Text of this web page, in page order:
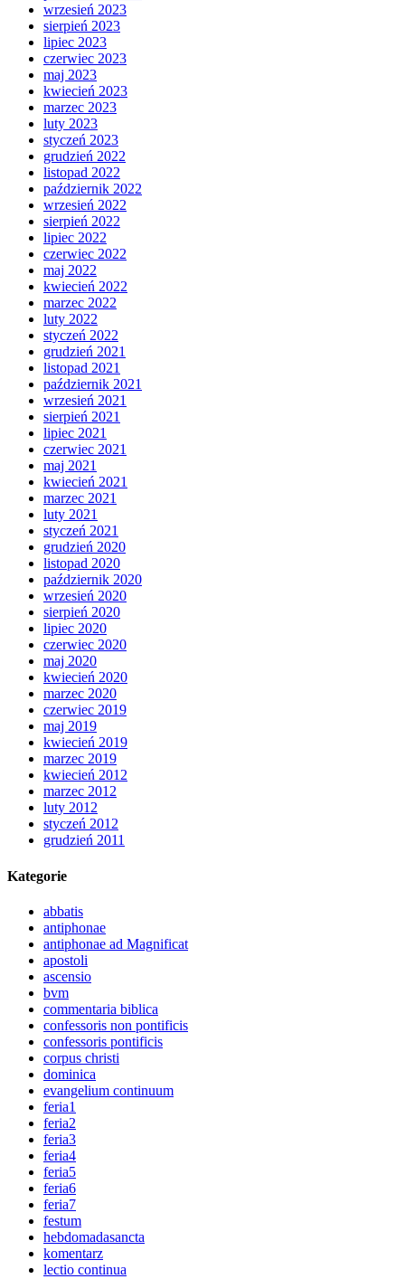
wrzesień 2023
sierpień 2023
lipiec 2023
czerwiec 2023
maj 2023
kwiecień 2023
marzec 2023
luty 2023
styczeń 2023
grudzień 2022
listopad 2022
październik 2022
wrzesień 2022
sierpień 2022
lipiec 2022
czerwiec 2022
maj 2022
kwiecień 2022
marzec 2022
luty 2022
styczeń 2022
grudzień 2021
listopad 2021
październik 2021
wrzesień 2021
sierpień 2021
lipiec 2021
czerwiec 2021
maj 2021
kwiecień 2021
marzec 2021
luty 2021
styczeń 2021
grudzień 2020
listopad 2020
październik 2020
wrzesień 2020
sierpień 2020
lipiec 2020
czerwiec 2020
maj 2020
kwiecień 2020
marzec 2020
czerwiec 2019
maj 2019
kwiecień 2019
marzec 2019
kwiecień 2012
marzec 2012
luty 2012
styczeń 2012
grudzień 2011
Kategorie
abbatis
antiphonae
antiphonae ad Magnificat
apostoli
ascensio
bvm
commentaria biblica
confessoris non pontificis
confessoris pontificis
corpus christi
dominica
evangelium continuum
feria1
feria2
feria3
feria4
feria5
feria6
feria7
festum
hebdomadasancta
komentarz
lectio continua